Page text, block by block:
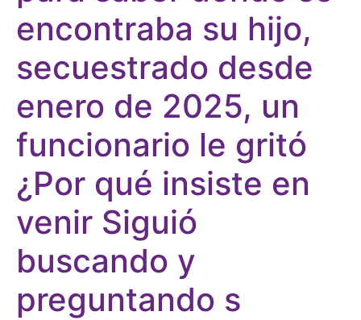
encontraba su hijo,
secuestrado desde
enero de 2025, un
funcionario le gritó
¿Por qué insiste en
venir Siguió
buscando y
preguntando s